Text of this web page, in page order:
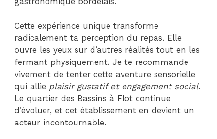
Cette expérience unique transforme
radicalement ta perception du repas. Elle
ouvre les yeux sur d’autres réalités tout en les
fermant physiquement. Je te recommande
vivement de tenter cette aventure sensorielle
qui allie plaisir gustatif et engagement social.
Le quartier des Bassins à Flot continue
d’évoluer, et cet établissement en devient un
acteur incontournable.